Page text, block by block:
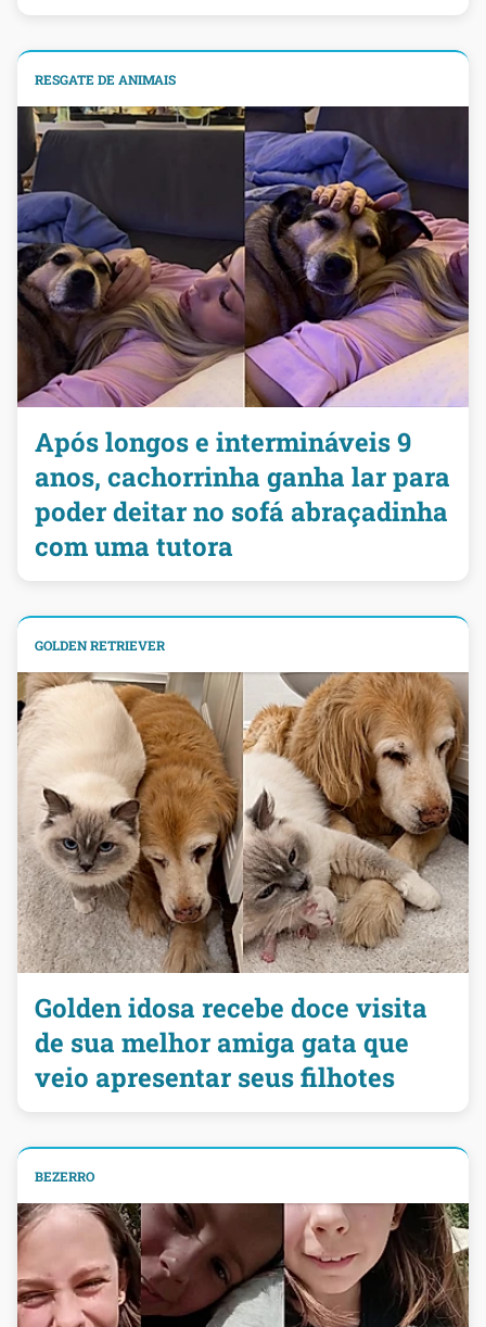
RESGATE DE ANIMAIS
Após longos e intermináveis 9
anos, cachorrinha ganha lar para
poder deitar no sofá abraçadinha
com uma tutora
GOLDEN RETRIEVER
Golden idosa recebe doce visita
de sua melhor amiga gata que
veio apresentar seus filhotes
BEZERRO